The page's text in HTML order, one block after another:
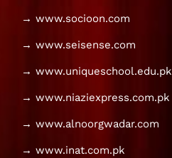
→ www.socioon.com
→ www.seisense.com
→ www.uniqueschool.edu.pk
→ www.niaziexpress.com.pk
→ www.alnoorgwadar.com
→ www.inat.com.pk